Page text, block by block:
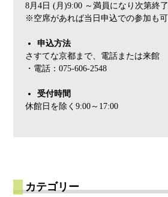
8月4日 (月)9:00 ～満員になり次第終了
※空席があれば当日申込での参加も
申込方法
さすてな京都まで、電話または来館
・電話：075-606-2548
受付時間
休館日を除く9:00～17:00
カテゴリー